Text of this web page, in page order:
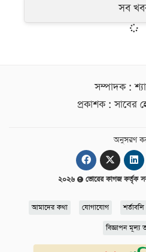
সব
সম্পাদক :
প্রকাশক : সাবের
অনুসরণ
২০২৬ ভোরের কাগজ কর্তৃক
আমাদের কথা যোগাযোগ
বিজ্ঞাপন মূল্য